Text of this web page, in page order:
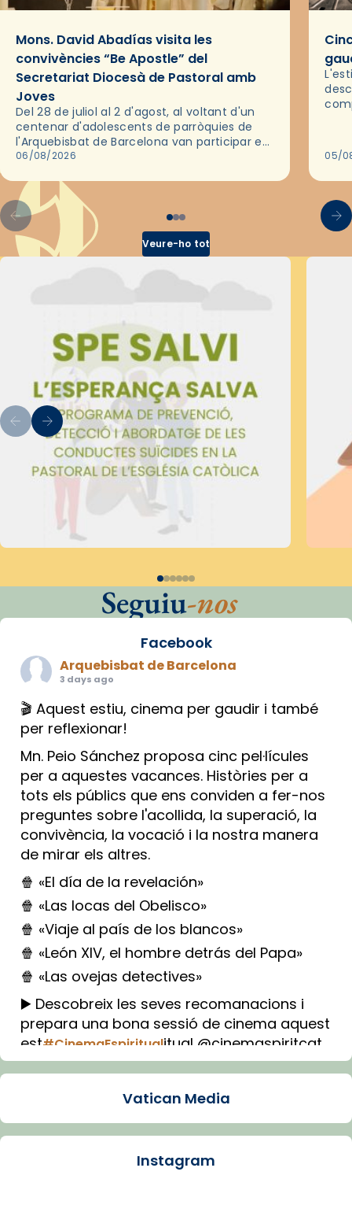
Mons. David Abadías visita les
convivències “Be Apostle” del
Secretariat Diocesà de Pastoral amb
Joves
Del 28 de juliol al 2 d'agost, al voltant d'un
centenar d'adolescents de parròquies de
l'Arquebisbat de Barcelona van participar en
les convivències Be Apostle, organitzades
06/08/2026 05/
Veure-ho tot
Seguiu-nos
Facebook
Arquebisbat de Barcelona
3 days ago
🎬 Aquest estiu, cinema per gaudir i també
per reflexionar!
Mn. Peio Sánchez proposa cinc pel·lícules
per a aquestes vacances. Històries per a
tots els públics que ens conviden a fer-nos
preguntes sobre l'acollida, la superació, la
convivència, la vocació i la nostra manera
de mirar els altres.
🍿 «El día de la revelación»
🍿 «Las locas del Obelisco»
🍿 «Viaje al país de los blancos»
🍿 «León XIV, el hombre detrás del Papa»
🍿 «Las ovejas detectives»
▶️ Descobreix les seves recomanacions i
prepara una bona sessió de cinema aquest
est#CinemaEspiritualitual @cinemaspiritcat
Imatge: Generada amb IA (OpenAI)
Arquebisbat de Barcelona
Vatican Media
Instagram